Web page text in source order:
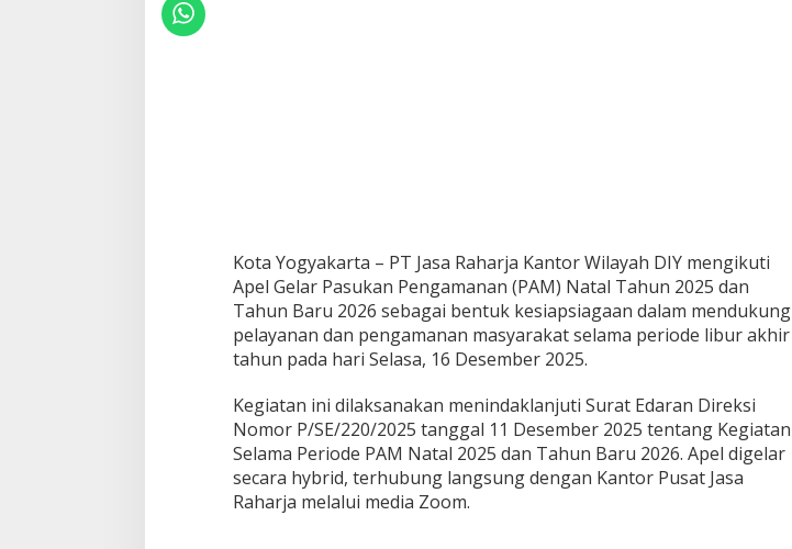
Kota Yogyakarta – PT Jasa Raharja Kantor Wilayah DIY mengikuti
Apel Gelar Pasukan Pengamanan (PAM) Natal Tahun 2025 dan
Tahun Baru 2026 sebagai bentuk kesiapsiagaan dalam mendukung
pelayanan dan pengamanan masyarakat selama periode libur akhir
tahun pada hari Selasa, 16 Desember 2025.
Kegiatan ini dilaksanakan menindaklanjuti Surat Edaran Direksi
Nomor P/SE/220/2025 tanggal 11 Desember 2025 tentang Kegiatan
Selama Periode PAM Natal 2025 dan Tahun Baru 2026. Apel digelar
secara hybrid, terhubung langsung dengan Kantor Pusat Jasa
Raharja melalui media Zoom.